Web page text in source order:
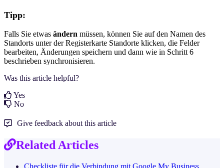
Tipp:
Falls Sie etwas ändern müssen, können Sie auf den Namen des
Standorts unter der Registerkarte Standorte klicken, die Felder
bearbeiten, Änderungen speichern und dann wie in Schritt 6
beschrieben synchronisieren.
Was this article helpful?
Yes
No
Give feedback about this article
Related Articles